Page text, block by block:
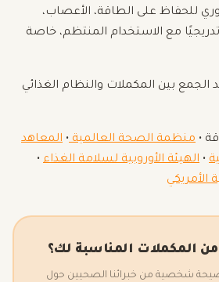
للحفاظ على الطاقة، الأعصاب،
مع الاستخدام المنتظم، خاصة
الجمع بين المكملات والنظام الغذائي
• منظمة الصحة العالمية• المعاهد
• الهيئة الأوروبية لسلامة الغذاء •
الأمريكي
من المكملات المناسبة لك؟
شخصية من خبرائنا الصحيين حول